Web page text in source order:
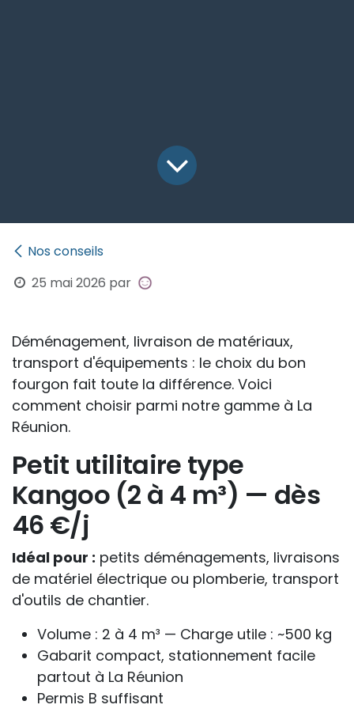
Nos conseils
25 mai 2026 par
Déménagement, livraison de matériaux,
transport d'équipements : le choix du bon
fourgon fait toute la différence. Voici
comment choisir parmi notre gamme à La
Réunion.
Petit utilitaire type
Kangoo (2 à 4 m³) — dès
46 €/j
Idéal pour : petits déménagements, livraisons
de matériel électrique ou plomberie, transport
d'outils de chantier.
Volume : 2 à 4 m³ — Charge utile : ~500 kg
Gabarit compact, stationnement facile
partout à La Réunion
Permis B suffisant